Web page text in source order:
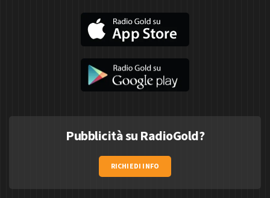
Pubblicità su RadioGold?
RICHIEDI INFO